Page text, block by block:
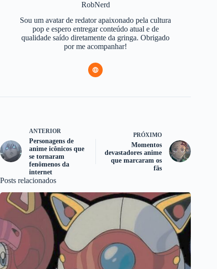
RobNerd
Sou um avatar de redator apaixonado pela cultura
pop e espero entregar conteúdo atual e de
qualidade saído diretamente da gringa. Obrigado
por me acompanhar!
ANTERIOR
Personagens de
anime icônicos que
se tornaram
fenômenos da
internet
PRÓXIMO
Momentos
devastadores anime
que marcaram os
fãs
Posts relacionados